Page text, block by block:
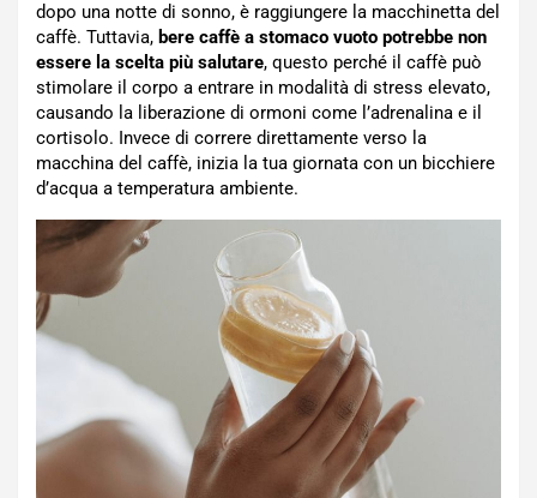
dopo una notte di sonno, è raggiungere la macchinetta del
caffè. Tuttavia, bere caffè a stomaco vuoto potrebbe non
essere la scelta più salutare, questo perché il caffè può
stimolare il corpo a entrare in modalità di stress elevato,
causando la liberazione di ormoni come l’adrenalina e il
cortisolo. Invece di correre direttamente verso la
macchina del caffè, inizia la tua giornata con un bicchiere
d’acqua a temperatura ambiente.